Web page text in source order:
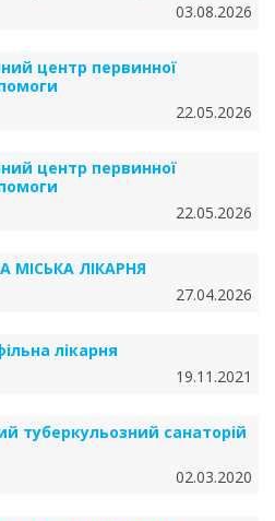
03.08.2026
центр первинної
22.05.2026
центр первинної
22.05.2026
МІСЬКА ЛІКАРНЯ
27.04.2026
лікарня
19.11.2021
туберкульозний санаторій
02.03.2020